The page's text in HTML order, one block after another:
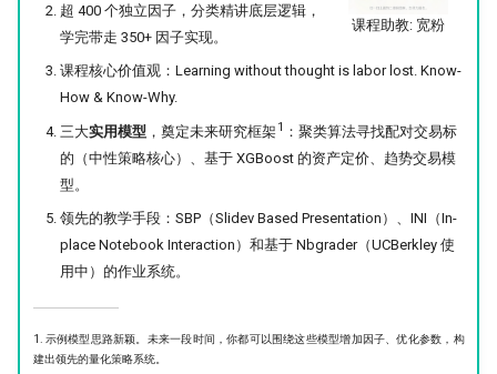
课程助教: 宽粉
超 400 个独立因子，分类精讲底层逻辑，
学完带走 350+ 因子实现。
课程核心价值观：Learning without thought is labor lost. Know-
How & Know-Why.
三大实用模型 ，奠定未来研究框架1 ：聚类算法寻找配对交易标
的（中性策略核心）、基于 XGBoost 的资产定价、趋势交易模
型。
领先的教学手段：SBP（Slidev Based Presentation）、INI（In-
place Notebook Interaction）和基于 Nbgrader（UCBerkley 使
用中）的作业系统。
1. 示例模型思路新颖。未来一段时间，你都可以围绕这些模型增加因子、优化参数，构
建出领先的量化策略系统。